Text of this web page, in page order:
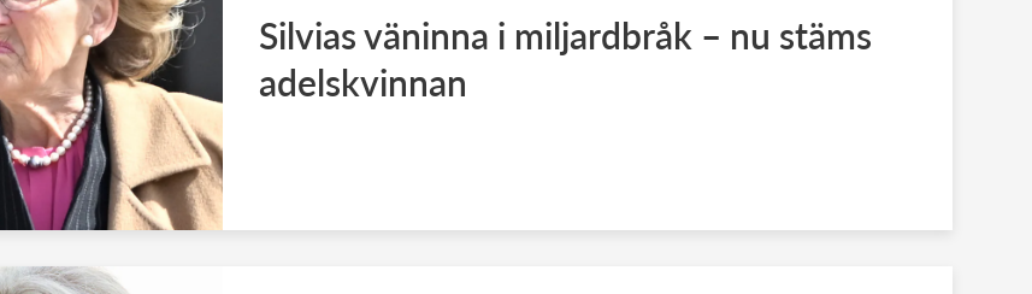
Silvias väninna i miljardbråk – nu stäms
adelskvinnan